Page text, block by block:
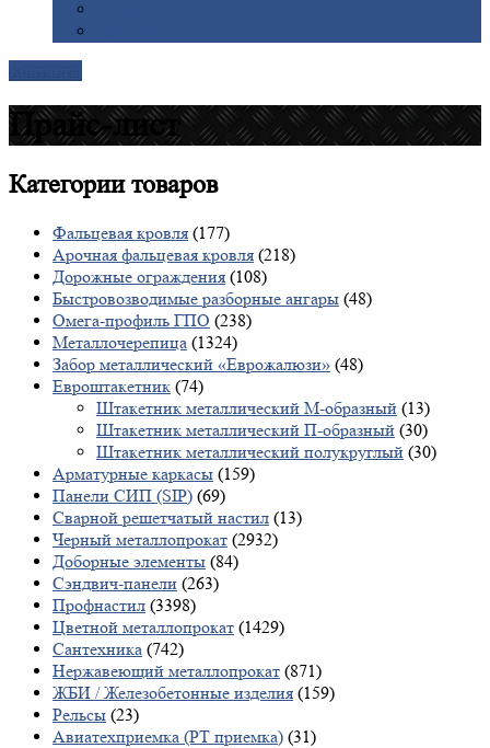
Прайс-лист
Категориитоваров
Фальцевая кровля (177)
Арочная фальцевая кровля (218)
Дорожные ограждения (108)
Быстровозводимые разборные ангары (48)
Омега-профиль ГПО (238)
Металлочерепица (1324)
Забор металлический «Еврожалюзи» (48)
Евроштакетник (74)
Штакетник металлический М-образный (13)
Штакетник металлический П-образный (30)
Штакетник металлический полукруглый (30)
Арматурные каркасы (159)
Панели СИП (SIP) (69)
Сварной решетчатый настил (13)
Черный металлопрокат (2932)
Доборные элементы (84)
Сэндвич-панели (263)
Профнастил (3398)
Цветной металлопрокат (1429)
Сантехника (742)
Нержавеющий металлопрокат (871)
ЖБИ / Железобетонные изделия (159)
Рельсы (23)
Авиатехприемка (РТ приемка) (31)